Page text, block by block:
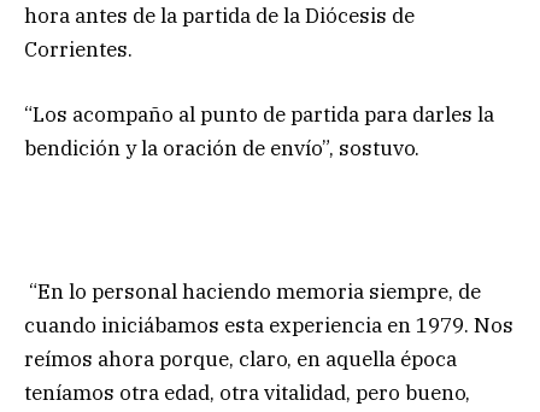
hora antes de la partida de la Diócesis de
Corrientes.
“Los acompaño al punto de partida para darles la
bendición y la oración de envío”, sostuvo.
“En lo personal haciendo memoria siempre, de
cuando iniciábamos esta experiencia en 1979. Nos
reímos ahora porque, claro, en aquella época
teníamos otra edad, otra vitalidad, pero bueno,